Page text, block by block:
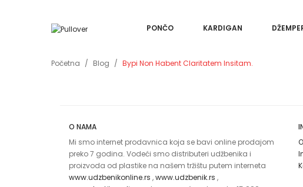
PONČO KARDIGAN
Početna Blog Bypi Non Habent Claritatem Insitam.
O NAMA
Mi smo internet prodavnica koja se bavi online prodajom
preko 7 godina. Vodeći smo distributeri udžbenika i
proizvoda od plastike na našem tržištu putem interneta
www.udzbenikonline.rs ,www.udzbenik.rs ,